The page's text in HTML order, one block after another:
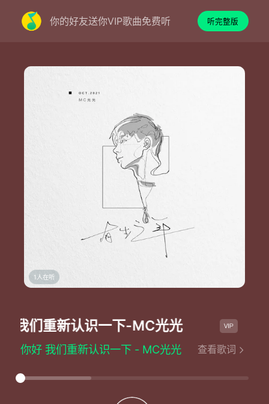
你的好友送你VIP歌曲免费听 听完整版
1人在听
我们重新认识一下-MC光光 你好
你好 我们重新认识一下 - MC光光
曲：Mc光光
编曲：Tellingbeatz/李啦LILA
查看歌词